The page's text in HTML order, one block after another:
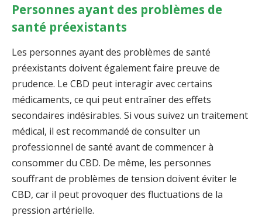
Personnes ayant des problèmes de
santé préexistants
Les personnes ayant des problèmes de santé
préexistants doivent également faire preuve de
prudence. Le CBD peut interagir avec certains
médicaments, ce qui peut entraîner des effets
secondaires indésirables. Si vous suivez un traitement
médical, il est recommandé de consulter un
professionnel de santé avant de commencer à
consommer du CBD. De même, les personnes
souffrant de problèmes de tension doivent éviter le
CBD, car il peut provoquer des fluctuations de la
pression artérielle.